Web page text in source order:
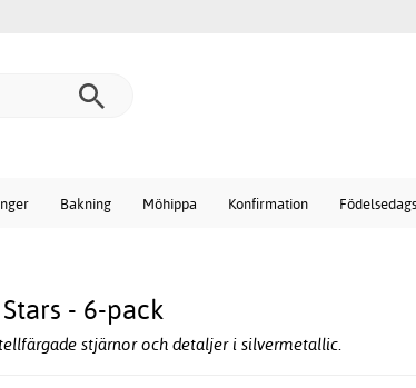
Bakning Möhippa Konfirmation
- 6-pack
stjärnor och detaljer i silvermetallic.